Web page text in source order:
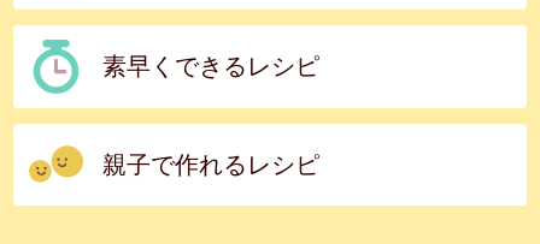
素早くできるレシピ
親子で作れるレシピ